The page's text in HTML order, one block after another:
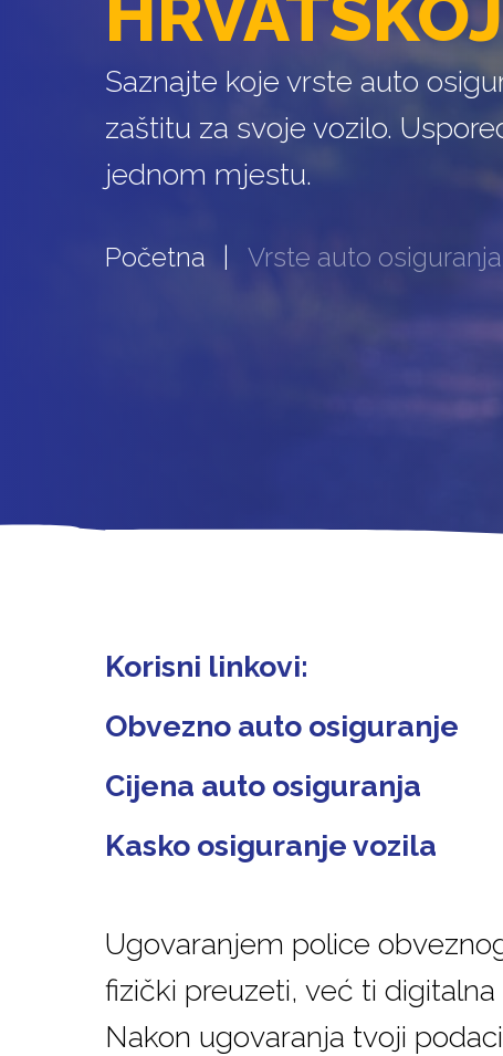
HRVATSKOJ
Saznajte koje vrste auto
zaštitu za svoje vozilo.
jednom mjestu.
Početna Vrste auto osiguranja
Korisni linkovi:
Obvezno auto osiguranje
Cijena auto osiguranja
Kasko osiguranje vozila
Ugovaranjem police
fizički preuzeti, već ti
Nakon ugovaranja tvoji